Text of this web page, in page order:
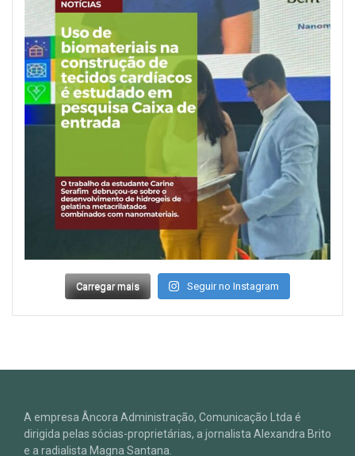
Carregar mais Seguir no Instagram
A empresa Âncora Administração, Comunicação Ltda é
dirigida pelas sócias-proprietárias, a jornalista Alexandra Brito
e a radialista Magna Santana.